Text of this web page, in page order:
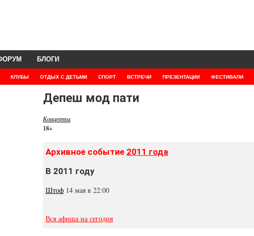
КЛУБЫ ОТДЫХ С ДЕТЬМИ СПОРТ ВСТРЕЧИ ПРЕЗЕНТАЦИИ ФЕСТИВАЛИ
БЛОГИ
Депеш мод пати
Концерты
18+
Архивное событие 2011 года
В 2011 году
Штоф 14 мая в 22:00
Вся афиша на сегодня